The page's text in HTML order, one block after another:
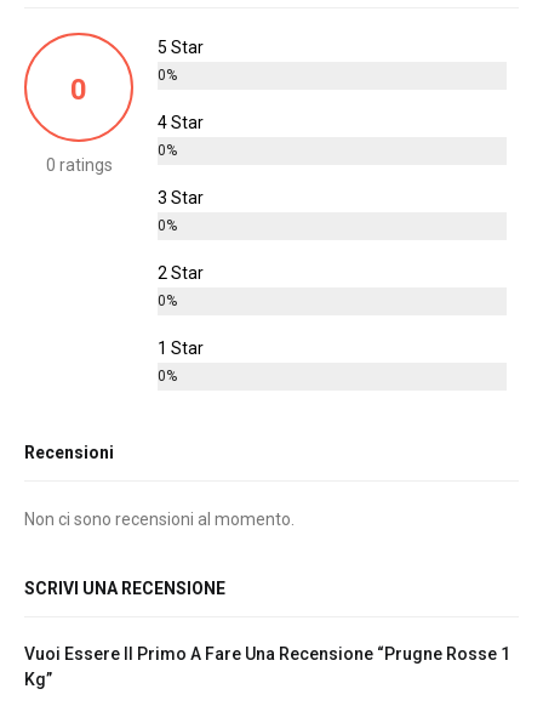
0
0 ratings
5 Star
0%
4 Star
0%
3 Star
0%
2 Star
0%
1 Star
0%
Recensioni
Non ci sono recensioni al momento.
SCRIVI UNA RECENSIONE
Vuoi Essere Il Primo A Fare Una Recensione “Prugne Rosse 1
Kg”